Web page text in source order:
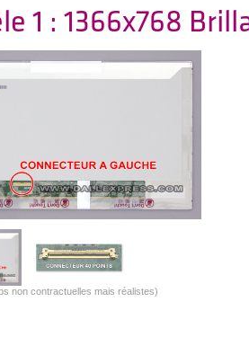
1 : 1366x768
non contractuelles mais réalistes)